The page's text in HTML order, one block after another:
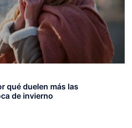
qué duelen más las
de invierno